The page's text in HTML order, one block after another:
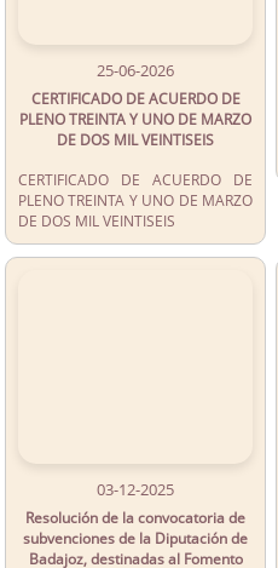
25-06-2026
CERTIFICADO DE ACUERDO DE
PLENO TREINTA Y UNO DE MARZO
DE DOS MIL VEINTISEIS
CERTIFICADO DE ACUERDO DE
PLENO TREINTA Y UNO DE MARZO
DE DOS MIL VEINTISEIS
03-12-2025
Resolución de la convocatoria de
subvenciones de la Diputación de
Badajoz, destinadas al Fomento